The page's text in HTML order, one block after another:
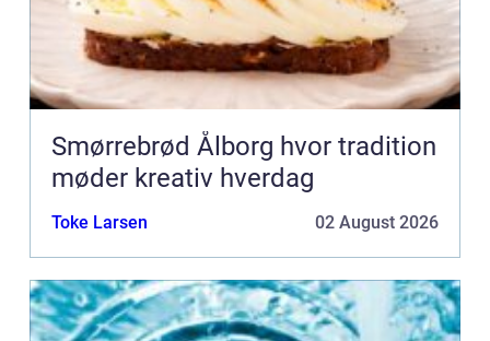
Smørrebrød Ålborg hvor tradition
møder kreativ hverdag
Toke Larsen 02 August 2026